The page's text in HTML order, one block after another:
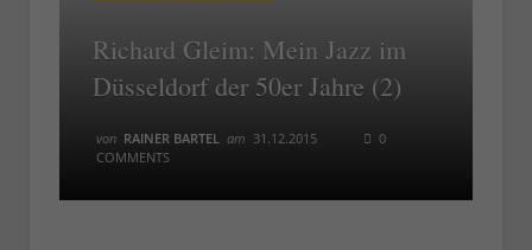
Richard Gleim: Mein Jazz im
Düsseldorf der 50er Jahre (2)
von RAINER BARTEL am 31.12.2015
0
COMMENTS